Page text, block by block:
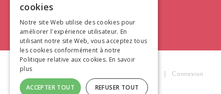
E-mail : contact@tourneecycles.fr
CGV 2026
Tournée Cycles © 2026 Connexion
cookies
Notre site Web utilise des cookies pour
améliorer l'expérience utilisateur. En
utilisant notre site Web, vous acceptez tous
les cookies conformément à notre
Politique relative aux cookies. En savoir
plus
ACCEPTER TOUT REFUSER TOUT